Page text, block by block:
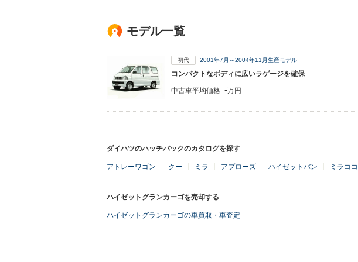
モデル一覧
初代 2001年7月～2004年11月生産モデル
コンパクトなボディに広いラゲージを確保
中古車平均価格 -万円
ダイハツのハッチバックのカタログを探す
アトレーワゴン クー ミラ アプローズ ハイゼットバン ミラコ
ハイゼットグランカーゴを売却する
ハイゼットグランカーゴの車買取・車査定